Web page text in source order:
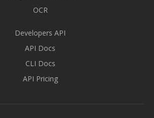
OCR
Developers API
API Docs
CLI Docs
API Pricing